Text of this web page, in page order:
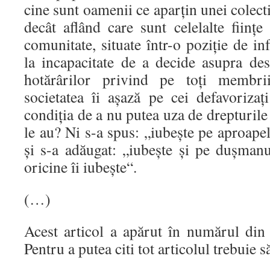
cine sunt oamenii ce aparţin unei
decât aflând care sunt celelalte fiinţe
comunitate, situate într-o poziţie de
la incapacitate de a decide asupra
hotărârilor privind pe toţi
societatea îi aşază pe cei
condiţia de a nu putea uza de
le au? Ni s-a spus: „iubeşte pe
şi s-a adăugat: „iubeşte şi pe
oricine îi iubeşte“.
(…)
Acest articol a apărut în numărul
Pentru a putea citi tot articolul trebuie